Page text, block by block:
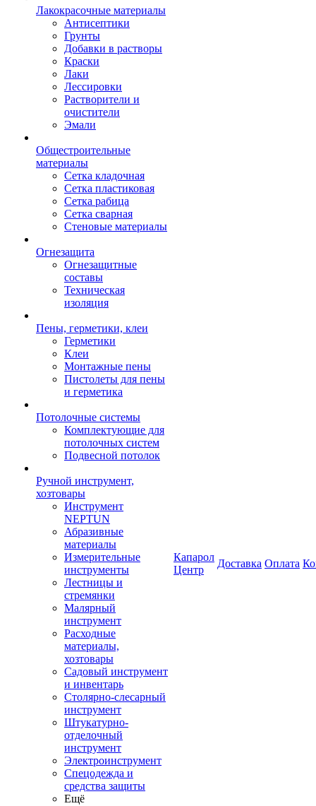
Лакокрасочные материалы
Антисептики
Грунты
Добавки в растворы
Краски
Лаки
Лессировки
Растворители и
очистители
Эмали
Общестроительные
материалы
Сетка кладочная
Сетка пластиковая
Сетка рабица
Сетка сварная
Стеновые материалы
Огнезащита
Огнезащитные
составы
Техническая
изоляция
Пены, герметики, клеи
Герметики
Клеи
Монтажные пены
Пистолеты для пены
и герметика
Потолочные системы
Комплектующие для
потолочных систем
Подвесной потолок
Ручной инструмент,
хозтовары
Инструмент
NEPTUN
Абразивные
материалы
Измерительные
инструменты
Лестницы и
стремянки
Малярный
инструмент
Расходные
материалы,
хозтовары
Садовый инструмент
и инвентарь
Столярно-слесарный
инструмент
Штукатурно-
отделочный
инструмент
Электроинструмент
Спецодежда и
средства защиты
Ещё
Капарол
Центр
Доставка Оплата